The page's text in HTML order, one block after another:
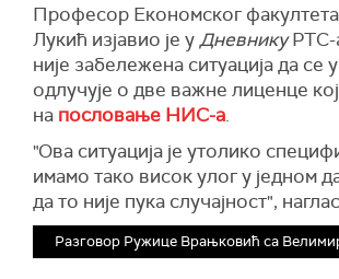
Професор Економског
Лукић изјавио је уДневникуРТС-
није забележена ситуација да се
одлучује о две важне лиценце
на пословање НИС-а.
"Ова ситуација је утолико
имамо тако висок улог у једном
да то није пука случајност",
Разговор Ружице Врањковић са